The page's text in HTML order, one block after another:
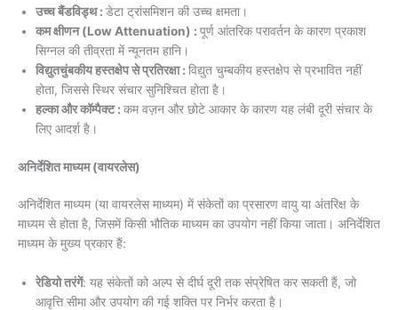
उच्च बैंडविड्थ : डेटा ट्रांसमिशन की उच्च क्षमता।
कम क्षीणन (Low Attenuation) : पूर्ण आंतरिक परावर्तन के कारण प्रकाश
सिग्नल की तीव्रता में न्यूनतम हानि।
विद्युतचुंबकीय हस्तक्षेप से प्रतिरक्षा : विद्युत चुम्बकीय हस्तक्षेप से प्रभावित नहीं
होता, जिससे स्थिर संचार सुनिश्चित होता है।
हल्का और कॉम्पैक्ट : कम वज़न और छोटे आकार के कारण यह लंबी दूरी संचार के
लिए आदर्श है।
अनिर्देशित माध्यम (वायरलेस)
अनिर्देशित माध्यम (या वायरलेस माध्यम) में संकेतों का प्रसारण वायु या अंतरिक्ष के
माध्यम से होता है, जिसमें किसी भौतिक माध्यम का उपयोग नहीं किया जाता। अनिर्देशित
माध्यम के मुख्य प्रकार हैं:
रेडियो तरंगें: यह संकेतों को अल्प से दीर्घ दूरी तक संप्रेषित कर सकती हैं, जो
आवृत्ति सीमा और उपयोग की गई शक्ति पर निर्भर करता है।